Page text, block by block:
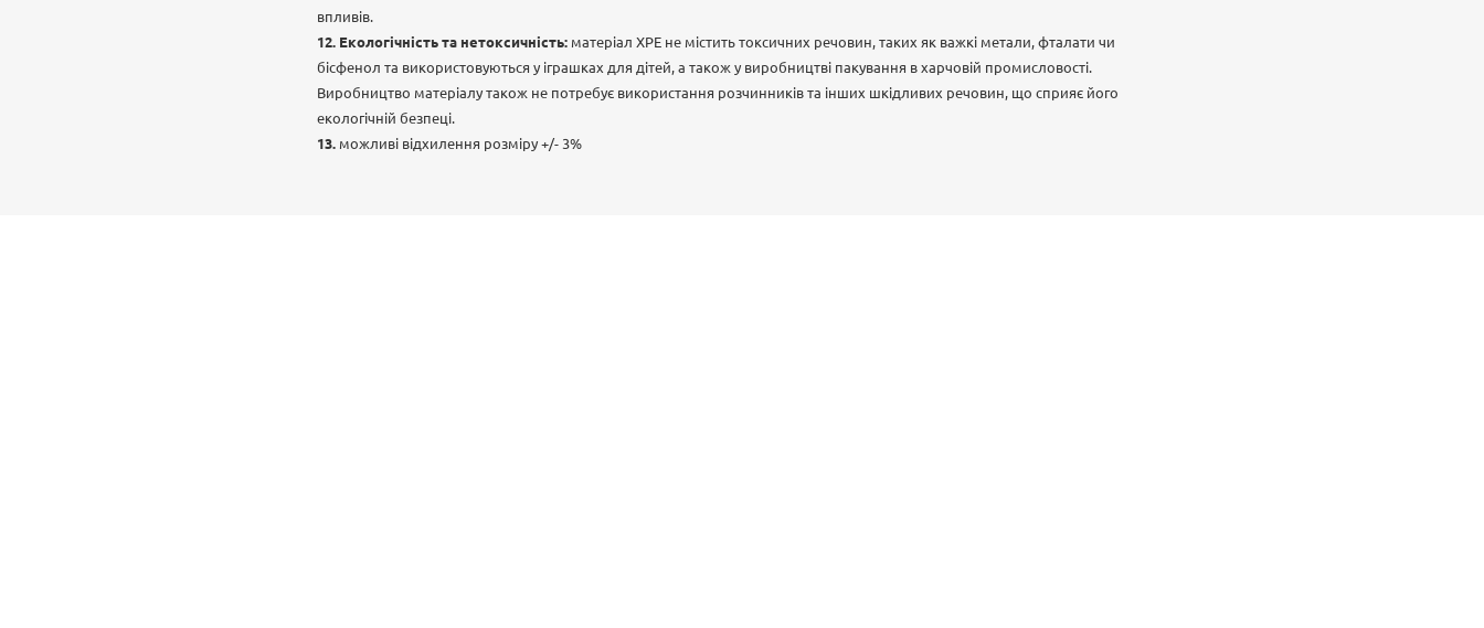
впливів.
Екологічність та нетоксичність: матеріал ХРЕ не містить токсичних речовин, таких як важкі метали, фталати чи
бісфенол та використовуються у іграшках для дітей, а також у виробництві пакування в харчовій промисловості.
Виробництво матеріалу також не потребує використання розчинників та інших шкідливих речовин, що сприяє його
екологічній безпеці.
можливі відхилення розміру +/- 3%